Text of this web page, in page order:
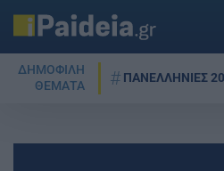
ΔΗΜΟΦΙΛΗ
ΘΕΜΑΤΑ
ΠΑΝΕΛΛΗΝΙΕΣ